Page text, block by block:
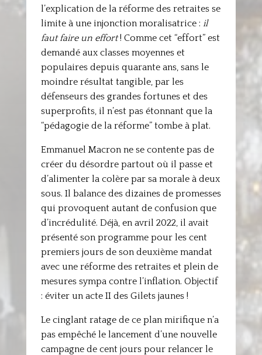
l’explication de la réforme des retraites se
limite à une injonction moralisatrice : il
faut faire un effort! Comme cet “effort” est
demandé aux classes moyennes et
populaires depuis quarante ans, sans le
moindre résultat tangible, par les
défenseurs des grandes fortunes et des
superprofits, il n’est pas étonnant que la
“pédagogie de la réforme” tombe à plat.
Emmanuel Macron ne se contente pas de
créer du désordre partout où il passe et
d’alimenter la colère par sa morale à deux
sous. Il balance des dizaines de promesses
qui provoquent autant de confusion que
d’incrédulité. Déjà, en avril 2022, il avait
présenté son programme pour les cent
premiers jours de son deuxième mandat
avec une réforme des retraites et plein de
mesures sympa contre l’inflation. Objectif
: éviter un acte II des Gilets jaunes !
Le cinglant ratage de ce plan mirifique n’a
pas empêché le lancement d’une nouvelle
campagne de cent jours pour relancer le